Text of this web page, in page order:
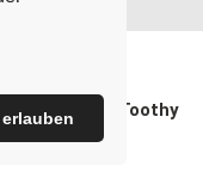
By SKT Toothy